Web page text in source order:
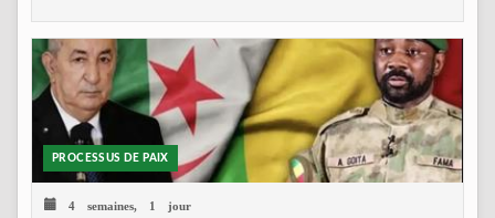
PROCESSUS DE PAIX
4 semaines, 1 jour